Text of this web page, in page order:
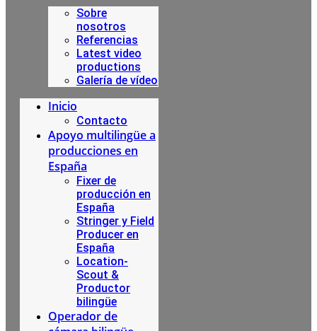
Sobre
nosotros
Referencias
Latest video
productions
Galería de vídeo
Inicio
Contacto
Apoyo multilingüe a
producciones en
España
Fixer de
producción en
España
Stringer y Field
Producer en
España
Location-
Scout &
Productor
bilingüe
Operador de